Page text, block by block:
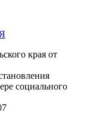
края от
социального